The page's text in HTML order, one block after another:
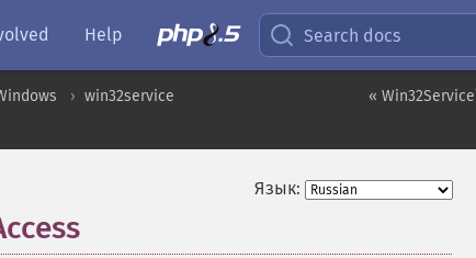
Help Search docs
«
win32service
Язык: